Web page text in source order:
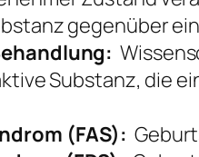
gegenüber
Substanz, die
(FAS):